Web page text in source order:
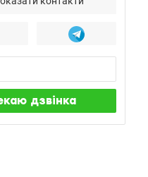
України та входить у ТОП